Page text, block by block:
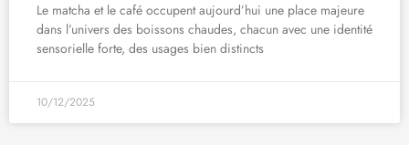
Le matcha et le café occupent aujourd’hui une place majeure
dans l’univers des boissons chaudes, chacun avec une identité
sensorielle forte, des usages bien distincts
10/12/2025